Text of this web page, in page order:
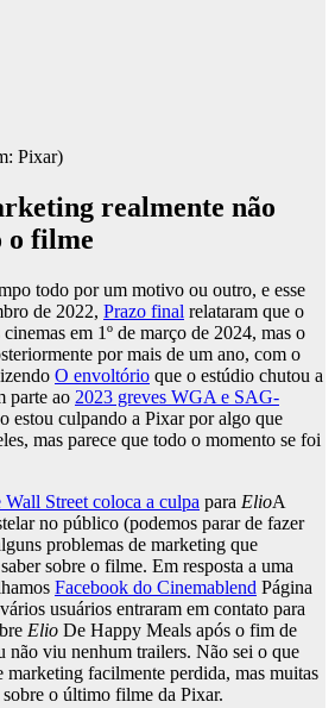
Pixar)
realmente não
o filme
todo por um motivo ou outro, e esse
de 2022, Prazo final relataram que o
em 1º de março de 2024, mas o
por mais de um ano, com o
O envoltório que o estúdio chutou a
parte ao 2023 greves WGA e SAG-
estou culpando a Pixar por algo que
mas parece que todo o momento se foi
Wall Street coloca a culpa para ElioA
no público (podemos parar de fazer
problemas de marketing que
sobre o filme. Em resposta a uma
Facebook do Cinemablend Página
usuários entraram em contato para
Elio De Happy Meals após o fim de
não viu nenhum trailers. Não sei o que
marketing facilmente perdida, mas muitas
sobre o último filme da Pixar.